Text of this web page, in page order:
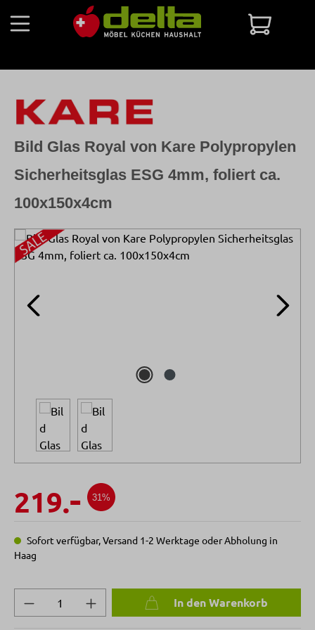
Zum Hauptinhalt springen
Bildergalerie überspringen
Bild Glas Royal von Kare Polypropylen
Sicherheitsglas ESG 4mm, foliert ca.
100x150x4cm
219.- 31%
Sofort verfügbar, Versand 1-2 Werktage oder Abholung in
Haag
Produkt Anzahl: Gib den gewünschten
In den Warenkorb